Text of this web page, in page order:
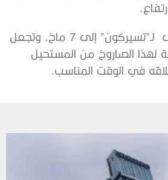
تصل السرعة القصوى لـ”تسيركون” إلى 7 ماخ، وتجعل
لهذا الصاروخ من المستحيل
في الوقت المناسب.